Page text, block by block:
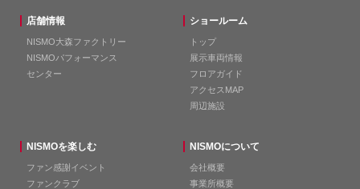
店舗情報
NISMO大森ファクトリー
NISMOパフォーマンス
センター
ショールーム
トップ
展示車両情報
フロアガイド
アクセスMAP
周辺施設
NISMOを楽しむ
ファン感謝イベント
ファンクラブ
NISMOについて
会社概要
事業所概要